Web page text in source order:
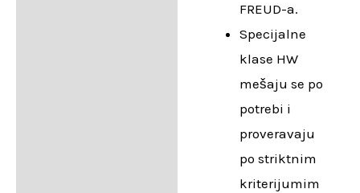
FREUD-a.
Specijalne
klase HW
mešaju se po
potrebi i
proveravaju
po striktnim
kriterijumim